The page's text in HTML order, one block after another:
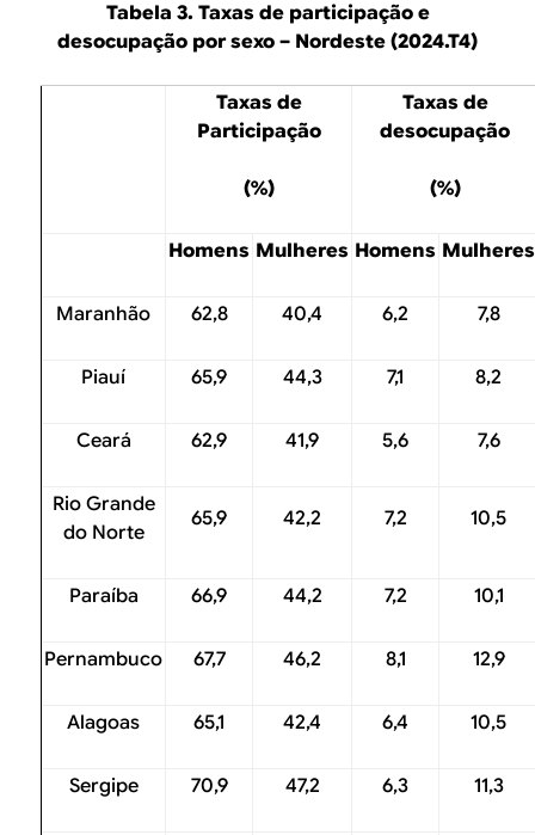
Tabela 3. Taxas de participação e
desocupação por sexo – Nordeste (2024.T4)
Taxas de
Participação
(%)
Taxas de
desocupação
(%)
Homens Mulheres Homens Mulheres
Maranhão 62,8 40,4 6,2 7,8
Piauí 65,9 44,3 7,1 8,2
Ceará 62,9 41,9 5,6 7,6
Rio Grande
do Norte
65,9 42,2 7,2 10,5
Paraíba 66,9 44,2 7,2 10,1
Pernambuco 67,7 46,2 8,1 12,9
Alagoas 65,1 42,4 6,4 10,5
Sergipe 70,9 47,2 6,3 11,3